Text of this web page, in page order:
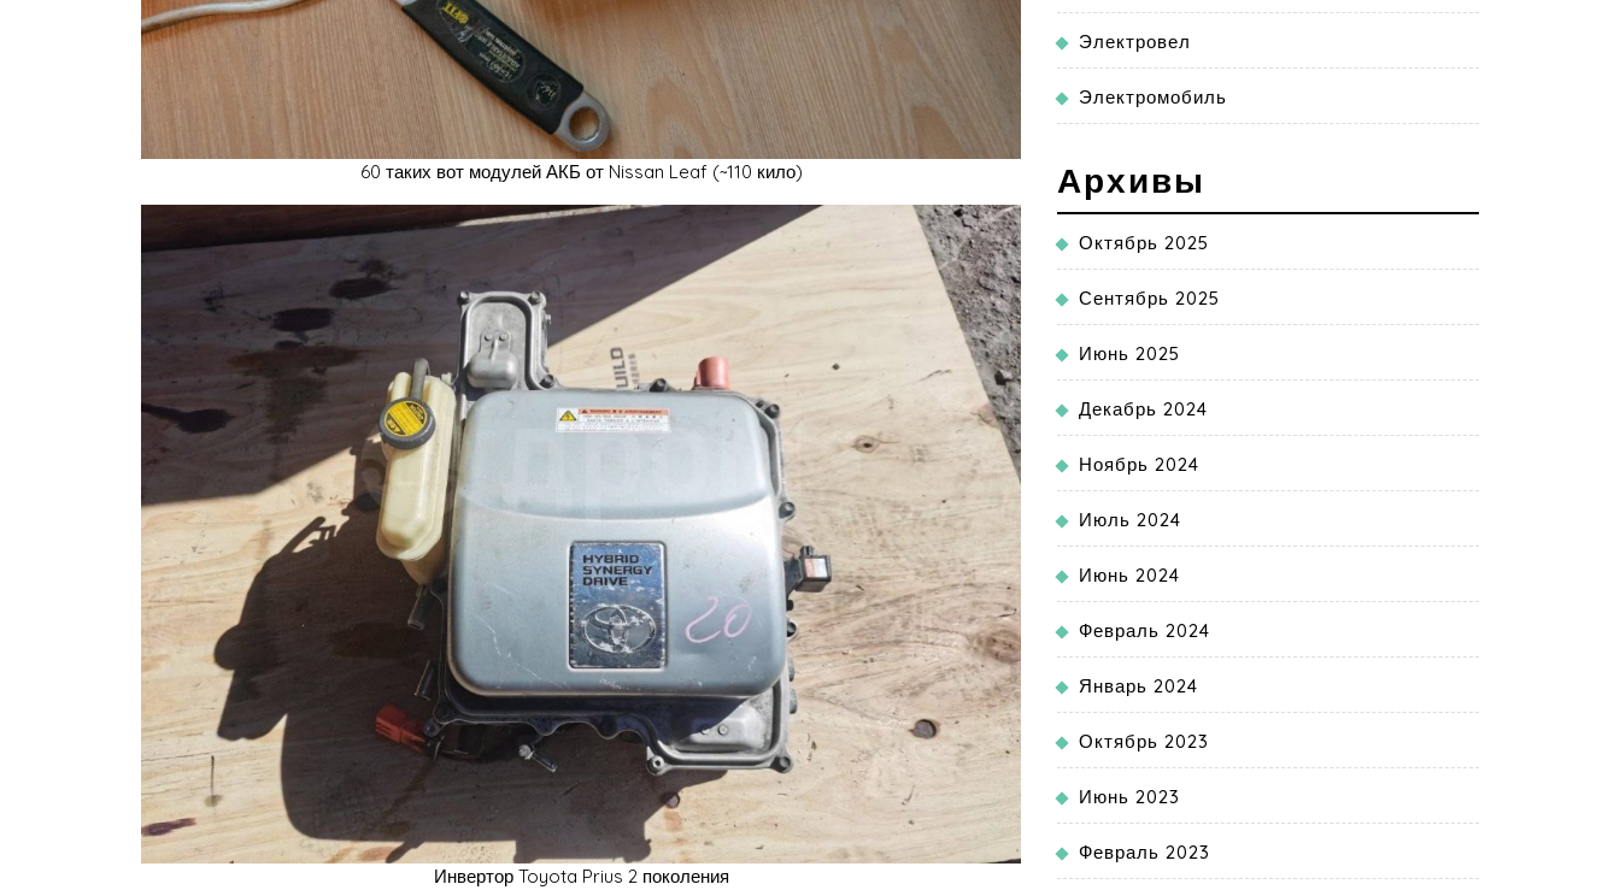
60 таких вот модулей АКБ от Nissan Leaf (~110 кило)
Инвертор Toyota Prius 2 поколения
Электровел
Электромобиль
Архивы
Октябрь 2025
Сентябрь 2025
Июнь 2025
Декабрь 2024
Ноябрь 2024
Июль 2024
Июнь 2024
Февраль 2024
Январь 2024
Октябрь 2023
Июнь 2023
Февраль 2023